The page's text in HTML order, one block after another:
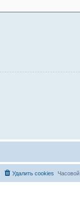
Удалить cookies